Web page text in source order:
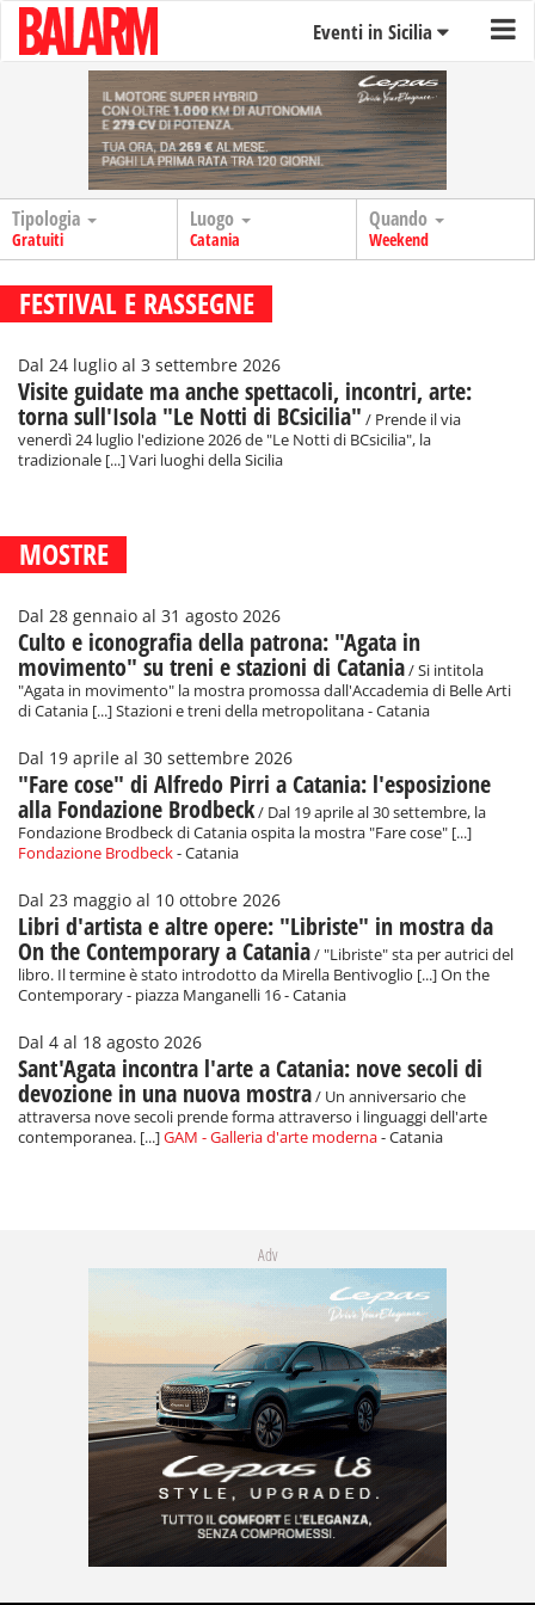
Eventi in Sicilia
Tipologia
Gratuiti
Luogo
Catania
Quando
Weekend
FESTIVAL E RASSEGNE
Dal 24 luglio al 3 settembre 2026
Visite guidate ma anche spettacoli, incontri, arte:
torna sull'Isola "Le Notti di BCsicilia" / Prende il via
venerdì 24 luglio l'edizione 2026 de "Le Notti di BCsicilia", la
tradizionale [...] Vari luoghi della Sicilia
MOSTRE
Dal 28 gennaio al 31 agosto 2026
Culto e iconografia della patrona: "Agata in
movimento" su treni e stazioni di Catania/ Si intitola
"Agata in movimento" la mostra promossa dall'Accademia di Belle Arti
di Catania [...] Stazioni e treni della metropolitana - Catania
Dal 19 aprile al 30 settembre 2026
"Fare cose" di Alfredo Pirri a Catania: l'esposizione
alla Fondazione Brodbeck/ Dal 19 aprile al 30 settembre, la
Fondazione Brodbeck di Catania ospita la mostra "Fare cose" [...]
Fondazione Brodbeck- Catania
Dal 23 maggio al 10 ottobre 2026
Libri d'artista e altre opere: "Libriste" in mostra da
On the Contemporary a Catania/ "Libriste" sta per autrici del
libro. Il termine è stato introdotto da Mirella Bentivoglio [...] On the
Contemporary - piazza Manganelli 16 - Catania
Dal 4 al 18 agosto 2026
Sant'Agata incontra l'arte a Catania: nove secoli di
devozione in una nuova mostra/ Un anniversario che
attraversa nove secoli prende forma attraverso i linguaggi dell'arte
contemporanea. [...]GAM - Galleria d'arte moderna- Catania
Adv